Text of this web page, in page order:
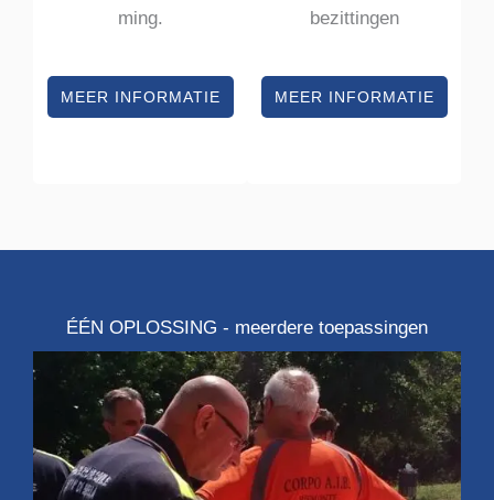
ming.
MEER INFORMATIE
bezittingen
MEER INFORMATIE
ÉÉN OPLOSSING - meerdere toepassingen